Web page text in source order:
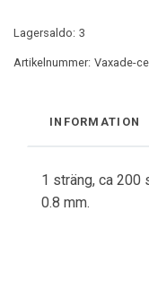
Lagersaldo: 3
Artikelnummer: Vaxade-
INFORMATION
1 sträng, ca 200
0.8 mm.